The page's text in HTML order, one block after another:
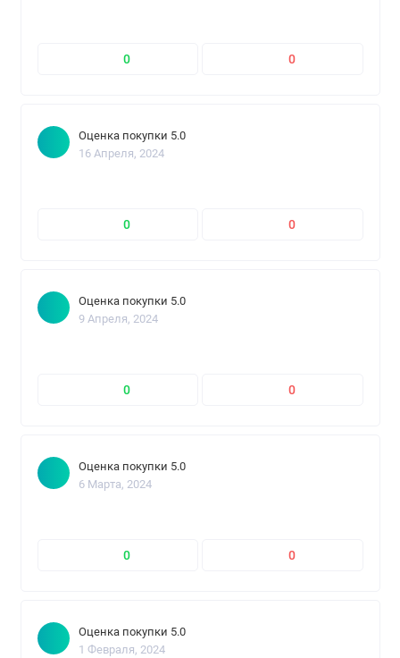
0 0
Оценка покупки 5.0
16 Апреля, 2024
0 0
Оценка покупки 5.0
9 Апреля, 2024
0 0
Оценка покупки 5.0
6 Марта, 2024
0 0
Оценка покупки 5.0
1 Февраля, 2024